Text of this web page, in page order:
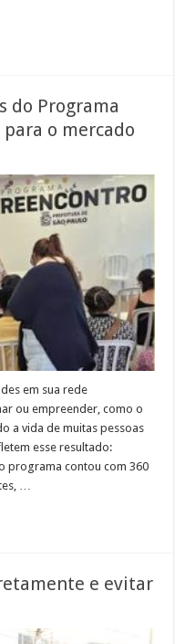
do Programa
o mercado
em sua rede
ou empreender, como o
a vida de muitas pessoas
esse resultado:
programa contou com 360
…
e evitar